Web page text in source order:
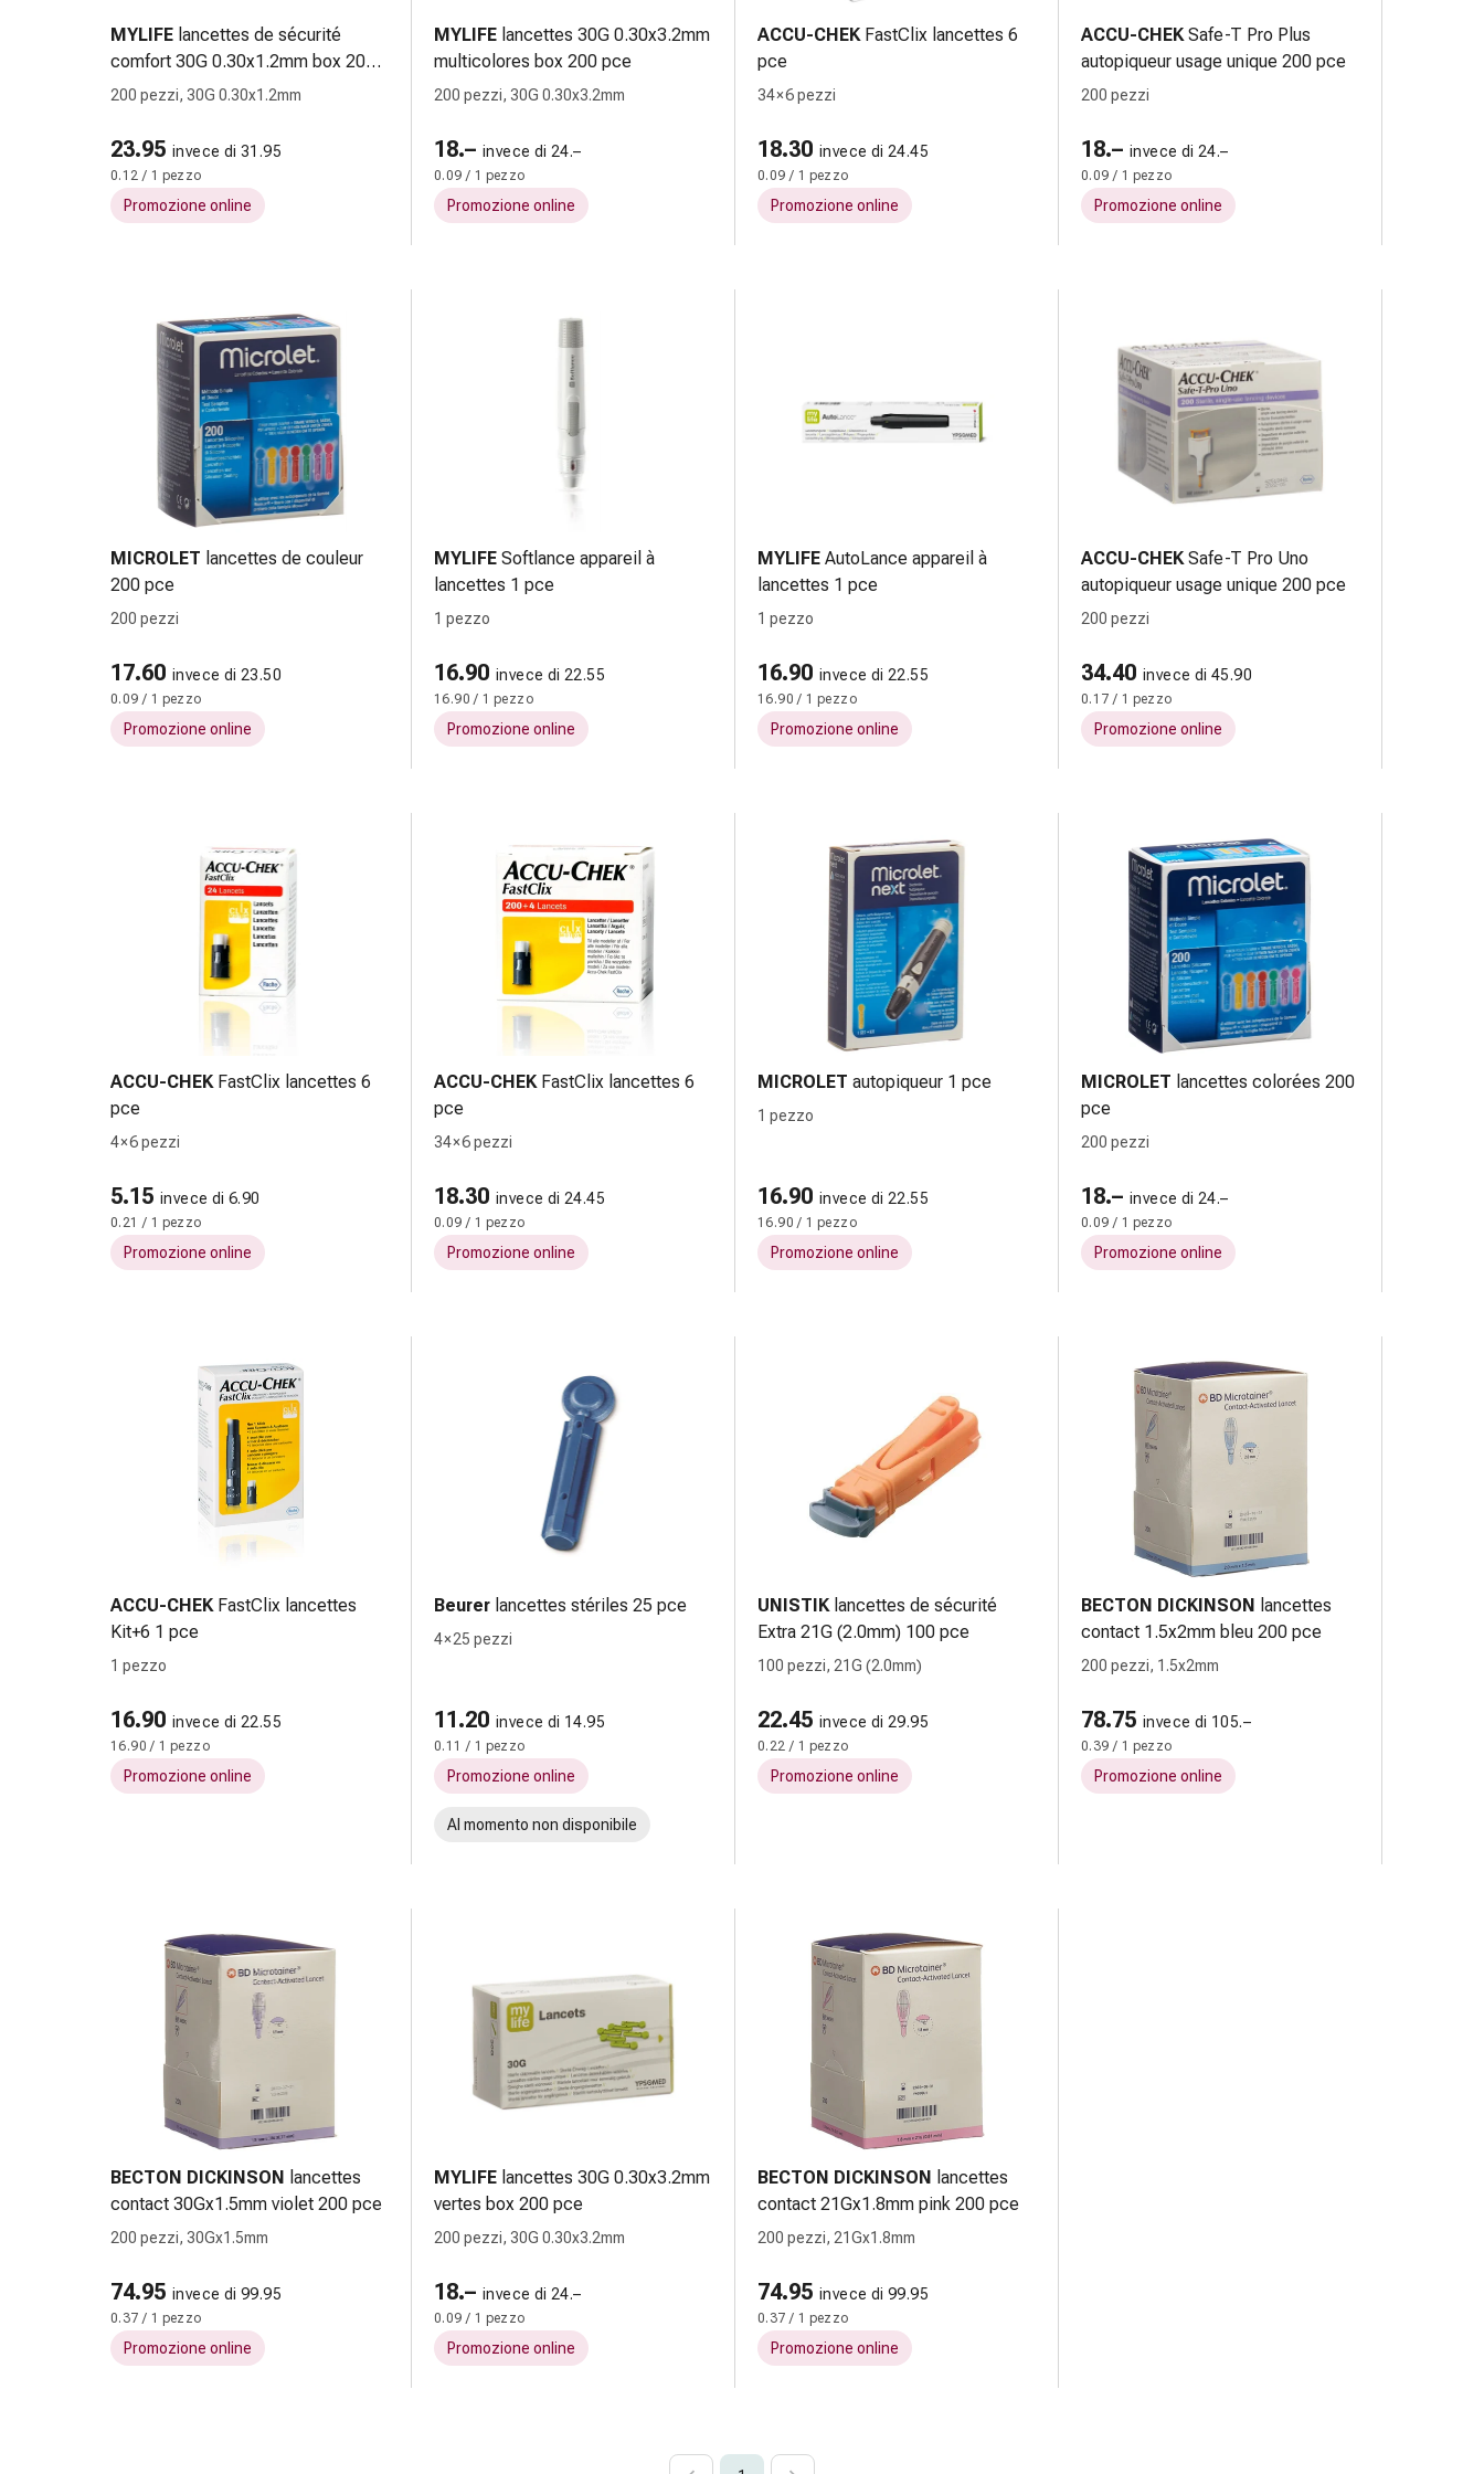
scottature
Set
di
Medicazioni
Unguenti
e
spray
Suture
cutanee
adesive
colla
tissutale
Unguento
vescicante
Tamponi
Occhi
orecchie
Dolore
all'orecchio
oftalmiche
Infiammazione
oftalmiche
raffreddore
Caramelle
per
tosse
Mal
di
gola
accessori
viso
Raffreddore
Cuore
circolazione
sanguigna
Cuore
Calze
Circolazione
sanguigna
Cessazione
fumo
Vene
Coagulazione
sangue
Disturbi
cardiaci
nervosi
della
memoria
e
MYLIFE lancettes de sécurité
comfort 30G 0.30x1.2mm box 200
pce
200 pezzi, 30G 0.30x1.2mm
23.95 invece di 31.95
0.12 / 1 pezzo
Promozione online
MYLIFE lancettes 30G 0.30x3.2mm
multicolores box 200 pce
200 pezzi, 30G 0.30x3.2mm
18.– invece di 24.–
0.09 / 1 pezzo
Promozione online
ACCU-CHEK FastClix lancettes 6
pce
34 × 6 pezzi
18.30 invece di 24.45
0.09 / 1 pezzo
Promozione online
ACCU-CHEK Safe-T Pro Plus
autopiqueur usage unique 200 pce
200 pezzi
18.– invece di 24.–
0.09 / 1 pezzo
Promozione online
MICROLET lancettes de couleur
200 pce
200 pezzi
17.60 invece di 23.50
0.09 / 1 pezzo
Promozione online
MYLIFE Softlance appareil à
lancettes 1 pce
1 pezzo
16.90 invece di 22.55
16.90 / 1 pezzo
Promozione online
MYLIFE AutoLance appareil à
lancettes 1 pce
1 pezzo
16.90 invece di 22.55
16.90 / 1 pezzo
Promozione online
ACCU-CHEK Safe-T Pro Uno
autopiqueur usage unique 200 pce
200 pezzi
34.40 invece di 45.90
0.17 / 1 pezzo
Promozione online
ACCU-CHEK FastClix lancettes 6
pce
4 × 6 pezzi
5.15 invece di 6.90
0.21 / 1 pezzo
Promozione online
ACCU-CHEK FastClix lancettes 6
pce
34 × 6 pezzi
18.30 invece di 24.45
0.09 / 1 pezzo
Promozione online
MICROLET autopiqueur 1 pce
1 pezzo
16.90 invece di 22.55
16.90 / 1 pezzo
Promozione online
MICROLET lancettes colorées 200
pce
200 pezzi
18.– invece di 24.–
0.09 / 1 pezzo
Promozione online
ACCU-CHEK FastClix lancettes
Kit+6 1 pce
1 pezzo
16.90 invece di 22.55
16.90 / 1 pezzo
Promozione online
Beurer lancettes stériles 25 pce
4 × 25 pezzi
11.20 invece di 14.95
0.11 / 1 pezzo
Promozione online
Al momento non disponibile
UNISTIK lancettes de sécurité
Extra 21G (2.0mm) 100 pce
100 pezzi, 21G (2.0mm)
22.45 invece di 29.95
0.22 / 1 pezzo
Promozione online
BECTON DICKINSON lancettes
contact 1.5x2mm bleu 200 pce
200 pezzi, 1.5x2mm
78.75 invece di 105.–
0.39 / 1 pezzo
Promozione online
BECTON DICKINSON lancettes
contact 30Gx1.5mm violet 200 pce
200 pezzi, 30Gx1.5mm
74.95 invece di 99.95
0.37 / 1 pezzo
Promozione online
MYLIFE lancettes 30G 0.30x3.2mm
vertes box 200 pce
200 pezzi, 30G 0.30x3.2mm
18.– invece di 24.–
0.09 / 1 pezzo
Promozione online
BECTON DICKINSON lancettes
contact 21Gx1.8mm pink 200 pce
200 pezzi, 21Gx1.8mm
74.95 invece di 99.95
0.37 / 1 pezzo
Promozione online